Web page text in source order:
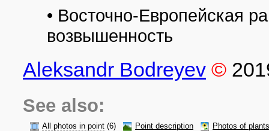
• Восточно-Европейская
возвышенность
Aleksandr Bodreyev ©
See also:
All photos in point (6) Point description
Photos of